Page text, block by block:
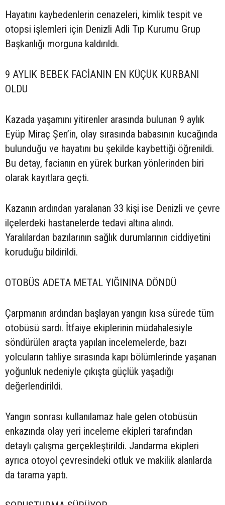
Hayatını kaybedenlerin cenazeleri, kimlik tespit ve
otopsi işlemleri için Denizli Adli Tıp Kurumu Grup
Başkanlığı morguna kaldırıldı.
9 AYLIK BEBEK FACİANIN EN KÜÇÜK KURBANI
OLDU
Kazada yaşamını yitirenler arasında bulunan 9 aylık
Eyüp Miraç Şen’in, olay sırasında babasının kucağında
bulunduğu ve hayatını bu şekilde kaybettiği öğrenildi.
Bu detay, facianın en yürek burkan yönlerinden biri
olarak kayıtlara geçti.
Kazanın ardından yaralanan 33 kişi ise Denizli ve çevre
ilçelerdeki hastanelerde tedavi altına alındı.
Yaralılardan bazılarının sağlık durumlarının ciddiyetini
koruduğu bildirildi.
OTOBÜS ADETA METAL YIĞININA DÖNDÜ
Çarpmanın ardından başlayan yangın kısa sürede tüm
otobüsü sardı. İtfaiye ekiplerinin müdahalesiyle
söndürülen araçta yapılan incelemelerde, bazı
yolcuların tahliye sırasında kapı bölümlerinde yaşanan
yoğunluk nedeniyle çıkışta güçlük yaşadığı
değerlendirildi.
Yangın sonrası kullanılamaz hale gelen otobüsün
enkazında olay yeri inceleme ekipleri tarafından
detaylı çalışma gerçekleştirildi. Jandarma ekipleri
ayrıca otoyol çevresindeki otluk ve makilik alanlarda
da tarama yaptı.